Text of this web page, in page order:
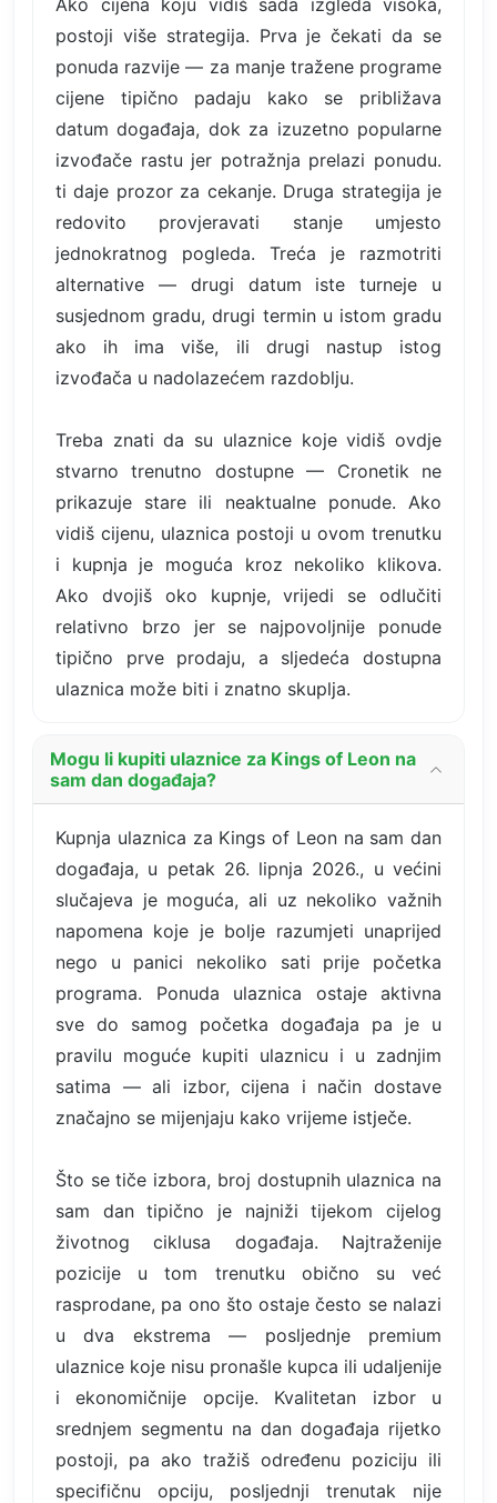
Ako cijena koju vidiš sada izgleda visoka,
postoji više strategija. Prva je čekati da se
ponuda razvije — za manje tražene programe
cijene tipično padaju kako se približava
datum događaja, dok za izuzetno popularne
izvođače rastu jer potražnja prelazi ponudu.
ti daje prozor za cekanje. Druga strategija je
redovito provjeravati stanje umjesto
jednokratnog pogleda. Treća je razmotriti
alternative — drugi datum iste turneje u
susjednom gradu, drugi termin u istom gradu
ako ih ima više, ili drugi nastup istog
izvođača u nadolazećem razdoblju.
Treba znati da su ulaznice koje vidiš ovdje
stvarno trenutno dostupne — Cronetik ne
prikazuje stare ili neaktualne ponude. Ako
vidiš cijenu, ulaznica postoji u ovom trenutku
i kupnja je moguća kroz nekoliko klikova.
Ako dvojiš oko kupnje, vrijedi se odlučiti
relativno brzo jer se najpovoljnije ponude
tipično prve prodaju, a sljedeća dostupna
ulaznica može biti i znatno skuplja.
Mogu li kupiti ulaznice za Kings of Leon na
sam dan događaja?
Kupnja ulaznica za Kings of Leon na sam dan
događaja, u petak 26. lipnja 2026., u većini
slučajeva je moguća, ali uz nekoliko važnih
napomena koje je bolje razumjeti unaprijed
nego u panici nekoliko sati prije početka
programa. Ponuda ulaznica ostaje aktivna
sve do samog početka događaja pa je u
pravilu moguće kupiti ulaznicu i u zadnjim
satima — ali izbor, cijena i način dostave
značajno se mijenjaju kako vrijeme istječe.
Što se tiče izbora, broj dostupnih ulaznica na
sam dan tipično je najniži tijekom cijelog
životnog ciklusa događaja. Najtraženije
pozicije u tom trenutku obično su već
rasprodane, pa ono što ostaje često se nalazi
u dva ekstrema — posljednje premium
ulaznice koje nisu pronašle kupca ili udaljenije
i ekonomičnije opcije. Kvalitetan izbor u
srednjem segmentu na dan događaja rijetko
postoji, pa ako tražiš određenu poziciju ili
specifičnu opciju, posljednji trenutak nije